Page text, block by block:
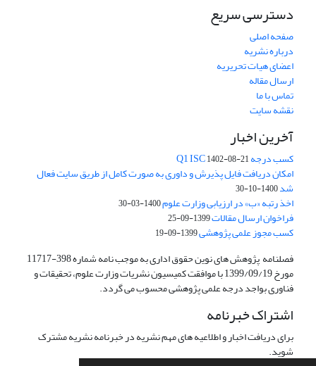
دسترسی سریع
صفحه اصلی
درباره نشریه
اعضای هیات تحریریه
ارسال مقاله
تماس با ما
نقشه سایت
آخرین اخبار
کسب درجه Q1 ISC1402-08-21
امکان دریافت فایل پذیرش و داوری به صورت کامل از طریق سایت فعال
شد1400-10-30
اخذ رتبه «ب» در ارزیابی وزارت علوم1400-03-30
فراخوان ارسال مقالات1399-09-25
کسب مجوز علمی پژوهشی1399-09-19
فصلنامه پژوهش های نوین حقوق اداری به موجب نامه شماره 398-11717
مورخ 1399/09/19 با موافقت کمیسیون نشریات وزارت علوم، تحقیقات و
فناوری بواجد درجه علمی پژوهشی محسوب می گردد.
اشتراک خبرنامه
برای دریافت اخبار و اطلاعیه های مهم نشریه در خبرنامه نشریه مشترک
شوید.